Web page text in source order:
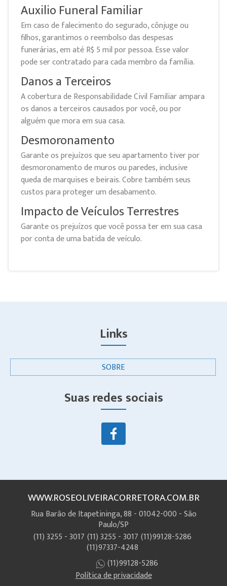
Auxilio Funeral Familiar
Em caso de falecimento do segurado, cônjuge ou
filhos, garantimos o reembolso das despesas
funerárias, em até R$ 5 mil por pessoa. Esse valor
pode ser contratado para cada membro da família.
Danos a Terceiros
A cobertura de Responsabilidade Civil Familiar ampara
os danos a terceiros causados por você, ou por
alguém que mora em sua casa.
Desmoronamento
Garante os prejuízos que seu apartamento tiver por
desmoronamento de muros ou paredes, inclusive
queda de marquises e beirais. Cobre também seus
custos para proteger um desabamento.
Impacto de Veículos Terrestres
Garante os prejuízos que você possa ter em sua casa
por conta de uma batida de veículo.
Links
SOBRE
Suas redes sociais
WWW.ROSEOLIVEIRACORRETORA.COM.BR
Rua Barão de Itapetininga, 88 - 01042-000 - São
Paulo/SP
(11) 3255 - 3017 (11) 3255 - 3017 (11)99128-5286
(11)97337-4248
(11)99128-5286
Política de privacidade